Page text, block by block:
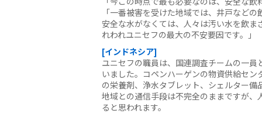
「一番被害を受けた地域では、井戸など
安全な水がなくては、人々は汚い水を飲
れわれユニセフの最大の不安要因です。」
[インドネシア]
ユニセフの職員は、国連調査チームの一
いました。コペンハーゲンの物資供給セ
の栄養剤、浄水タブレット、シェルター
地域との通信手段は不完全のままですが
ると思われます。